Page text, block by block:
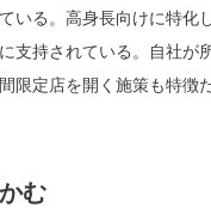
いる。高身長向けに特化
支持されている。自社が
限定店を開く施策も特徴だ
む